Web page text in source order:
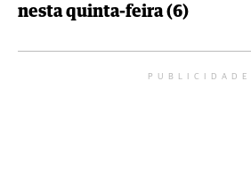
nesta quinta-feira (6)
PUBLICIDADE